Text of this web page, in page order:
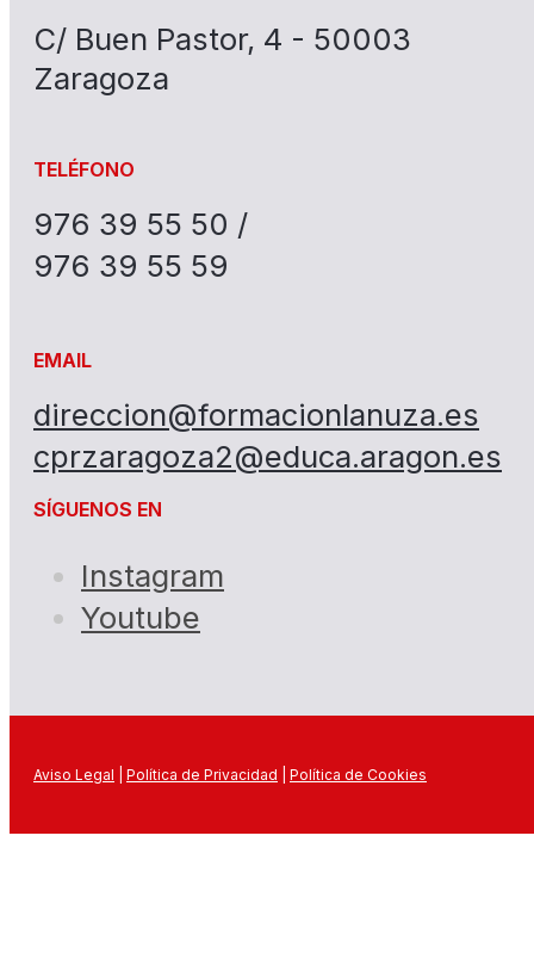
C/ Buen Pastor, 4 - 50003
Zaragoza
TELÉFONO
976 39 55 50 /
976 39 55 59
EMAIL
direccion@formacionlanuza.es
cprzaragoza2@educa.aragon.es
SÍGUENOS EN
Instagram
Youtube
Aviso Legal Política de Privacidad Política de Cookies